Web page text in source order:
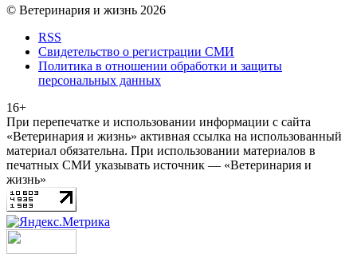
© Ветеринария и жизнь 2026
RSS
Свидетельство о регистрации СМИ
Политика в отношении обработки и защиты
персональных данных
16+
При перепечатке и использовании информации с сайта
«Ветеринария и жизнь» активная ссылка на использованный
материал обязательна. При использовании материалов в
печатных СМИ указывать источник — «Ветеринария и
жизнь»